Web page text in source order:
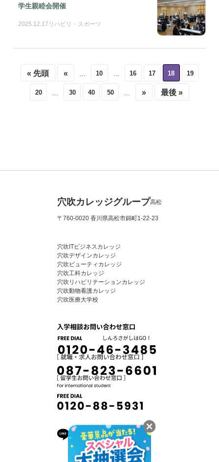
学生親睦会開催
2025.12.17 リハビリ・スポーツ
« 先頭 « 10 16 17 18 19
20 30 40 50 » 最後 »
穴吹カレッジグループ高松
〒760-0020 香川県高松市錦町1-22-23
穴吹ITビジネスカレッジ
穴吹デザインカレッジ
穴吹ビューティカレッジ
穴吹工科カレッジ
穴吹リハビリテーションカレッジ
穴吹動物看護カレッジ
穴吹医療大学校